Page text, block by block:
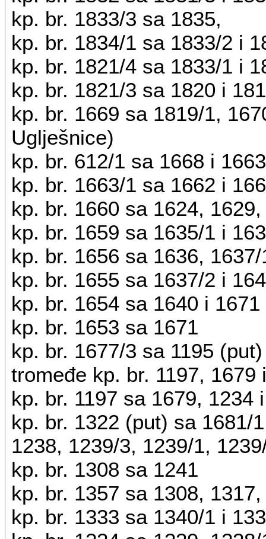
kp. br. 1833/3 sa 1835,
kp. br. 1834/1 sa 1833/2 i
kp. br. 1821/4 sa 1833/1 i
kp. br. 1821/3 sa 1820 i
kp. br. 1669 sa 1819/1,
Uglješnice)
kp. br. 612/1 sa 1668 i
kp. br. 1663/1 sa 1662 i
kp. br. 1660 sa 1624,
kp. br. 1659 sa 1635/1 i
kp. br. 1656 sa 1636,
kp. br. 1655 sa 1637/2 i
kp. br. 1654 sa 1640 i 1671
kp. br. 1653 sa 1671
kp. br. 1677/3 sa 1195
tromeđe kp. br. 1197, 1679
kp. br. 1197 sa 1679, 1234
kp. br. 1322 (put) sa 1681/
1238, 1239/3, 1239/1,
kp. br. 1308 sa 1241
kp. br. 1357 sa 1308,
kp. br. 1333 sa 1340/1 i